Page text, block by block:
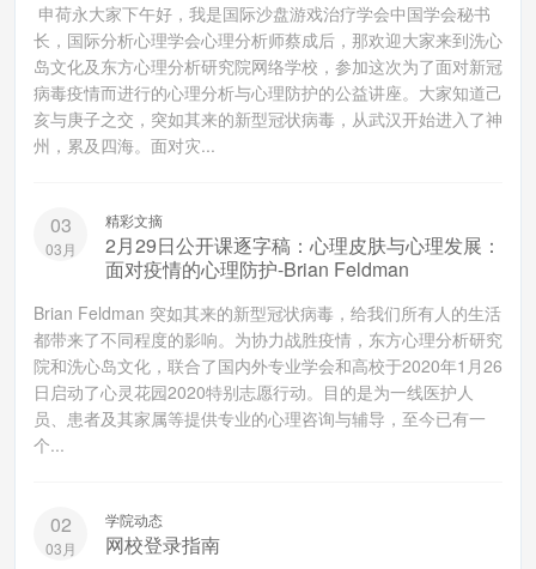
申荷永大家下午好，我是国际沙盘游戏治疗学会中国学会秘书
长，国际分析心理学会心理分析师蔡成后，那欢迎大家来到洗心
岛文化及东方心理分析研究院网络学校，参加这次为了面对新冠
病毒疫情而进行的心理分析与心理防护的公益讲座。大家知道己
亥与庚子之交，突如其来的新型冠状病毒，从武汉开始进入了神
州，累及四海。面对灾...
03
03月
精彩文摘
2月29日公开课逐字稿：心理皮肤与心理发展：
面对疫情的心理防护-Brian Feldman
Brian Feldman 突如其来的新型冠状病毒，给我们所有人的生活
都带来了不同程度的影响。为协力战胜疫情，东方心理分析研究
院和洗心岛文化，联合了国内外专业学会和高校于2020年1月26
日启动了心灵花园2020特别志愿行动。目的是为一线医护人
员、患者及其家属等提供专业的心理咨询与辅导，至今已有一
个...
02
03月
学院动态
网校登录指南